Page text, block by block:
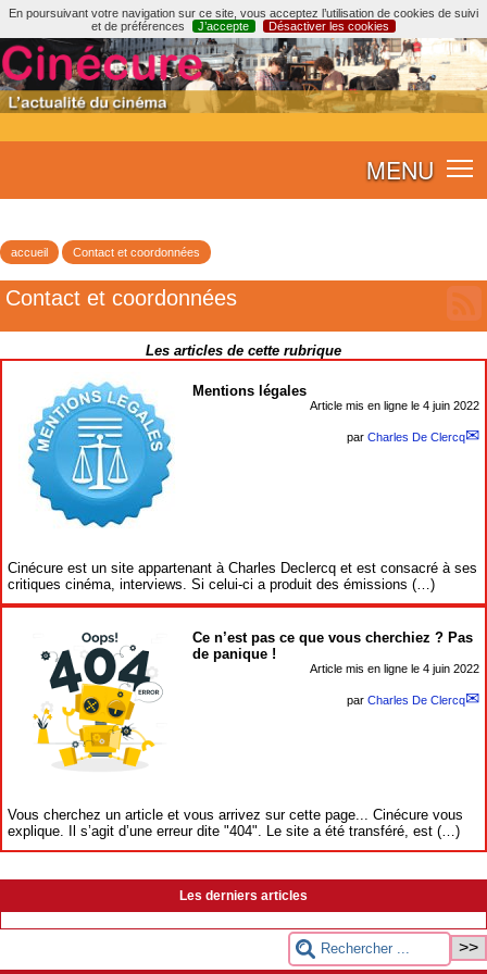
En poursuivant votre navigation sur ce site, vous acceptez l’utilisation de cookies de suivi
et de préférences
J’accepte Désactiver les cookies
MENU
accueil Contact et coordonnées
Contact et coordonnées
Les articles de cette rubrique
Mentions légales
Cinécure est un site appartenant à Charles Declercq et est consacré à ses
critiques cinéma, interviews. Si celui-ci a produit des émissions (…)
Article mis en ligne le 4 juin 2022
par Charles De Clercq
Ce n’est pas ce que vous cherchiez ? Pas
de panique !
Vous cherchez un article et vous arrivez sur cette page... Cinécure vous
explique. Il s’agit d’une erreur dite "404". Le site a été transféré, est (…)
Article mis en ligne le 4 juin 2022
par Charles De Clercq
Les derniers articles